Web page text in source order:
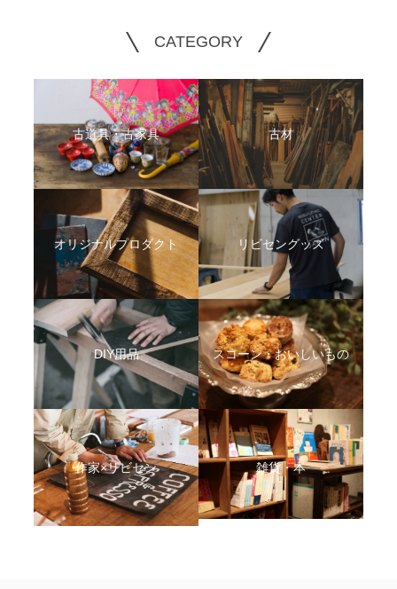
CATEGORY
古道具・古家具 古材
オリジナルプロダクト リビセングッズ
DIY用品 スコーン・おいしいもの
作家×リビセン 雑貨・本